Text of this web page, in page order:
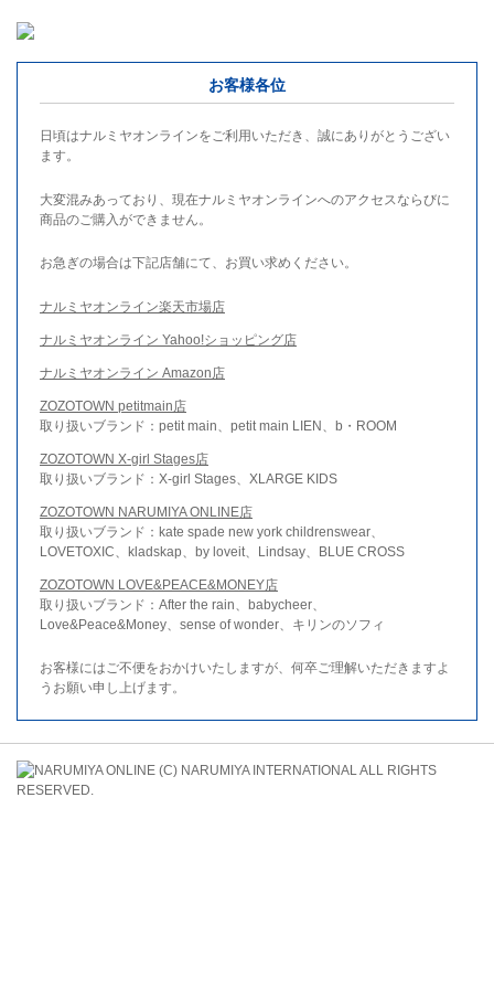
お客様各位
日頃はナルミヤオンラインをご利用いただき、誠にありがとうござい
ます。
大変混みあっており、現在ナルミヤオンラインへのアクセスならびに
商品のご購入ができません。
お急ぎの場合は下記店舗にて、お買い求めください。
ナルミヤオンライン楽天市場店
ナルミヤオンライン Yahoo!ショッピング店
ナルミヤオンライン Amazon店
ZOZOTOWN petitmain店
取り扱いブランド：petit main、petit main LIEN、b・ROOM
ZOZOTOWN X-girl Stages店
取り扱いブランド：X-girl Stages、XLARGE KIDS
ZOZOTOWN NARUMIYA ONLINE店
取り扱いブランド：kate spade new york childrenswear、
LOVETOXIC、kladskap、by loveit、Lindsay、BLUE CROSS
ZOZOTOWN LOVE&PEACE&MONEY店
取り扱いブランド：After the rain、babycheer、
Love&Peace&Money、sense of wonder、キリンのソフィ
お客様にはご不便をおかけいたしますが、何卒ご理解いただきますよ
うお願い申し上げます。